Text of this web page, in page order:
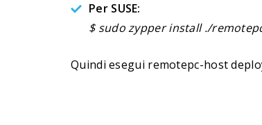
Per SUSE:
$ sudo zypper install ./
Quindi esegui remotepc-host